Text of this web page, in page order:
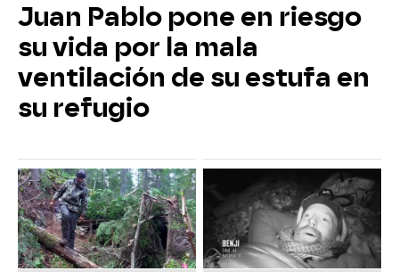
Juan Pablo pone en riesgo
su vida por la mala
ventilación de su estufa en
su refugio